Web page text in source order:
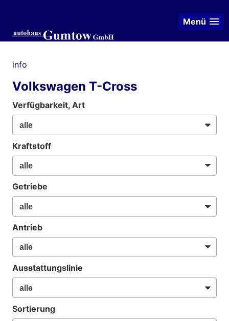
Menü
info
Volkswagen T-Cross
Verfügbarkeit, Art
Kraftstoff
Getriebe
Antrieb
Ausstattungslinie
Sortierung